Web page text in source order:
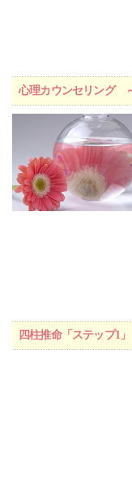
心理カウンセリング
四柱推命「ステップ1